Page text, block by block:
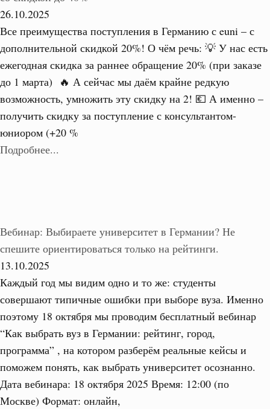
26.10.2025
Все преимущества поступления в Германию с euni – с
дополнительной скидкой 20%! О чём речь: 💡 У нас есть
ежегодная скидка за раннее обращение 20% (при заказе
до 1 марта) 🔥 А сейчас мы даём крайне редкую
возможность, умножить эту скидку на 2! 💶 А именно –
получить скидку за поступление с консультантом-
юниором (+20 %
Подробнее...
Вебинар: Выбираете университет в Германии? Не
спешите ориентироваться только на рейтинги.
13.10.2025
Каждый год мы видим одно и то же: студенты
совершают типичные ошибки при выборе вуза. Именно
поэтому 18 октября мы проводим бесплатный вебинар
“Как выбрать вуз в Германии: рейтинг, город,
программа” , на котором разберём реальные кейсы и
поможем понять, как выбрать университет осознанно.
Дата вебинара: 18 октября 2025 Время: 12:00 (по
Москве) Формат: онлайн,